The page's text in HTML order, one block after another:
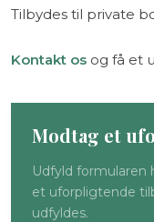
​Tilbydes til private
Kontakt os og få et
Modtag et
Udfyld formularen
et uforpligtende
udfyldes.